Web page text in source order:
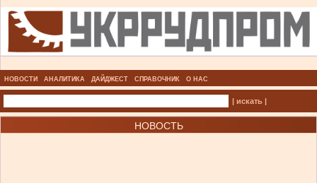
НОВОСТИ АНАЛИТИКА ДАЙДЖЕСТ СПРАВОЧНИК О НАС
| искать |
НОВОСТЬ